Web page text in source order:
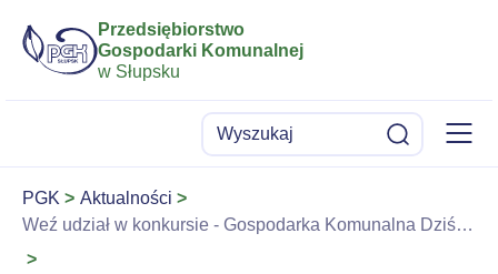
Przedsiębiorstwo
Gospodarki Komunalnej
w Słupsku
Wyszukaj Szukaj Menu
PGK
Aktualności
Weź udział w konkursie - Gospodarka Komunalna Dziś i Jutro